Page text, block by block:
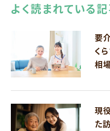
よく読まれている
要
く
相
現
た